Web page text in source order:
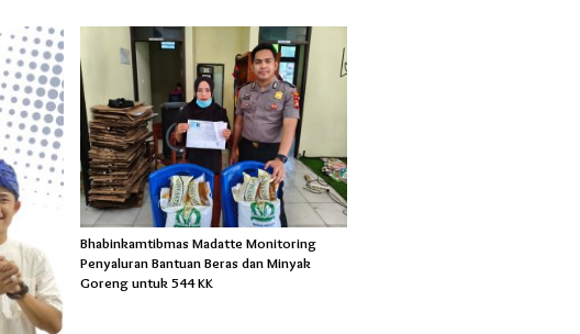
Bhabinkamtibmas Madatte Monitoring
Penyaluran Bantuan Beras dan Minyak
Goreng untuk 544 KK